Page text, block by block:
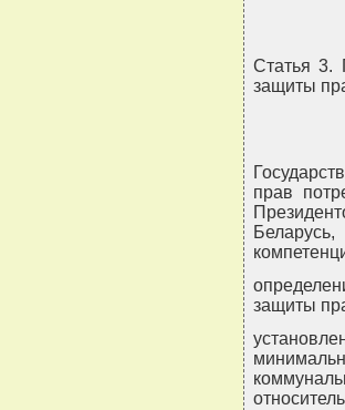
Статья 3.
защиты
прав
защиты